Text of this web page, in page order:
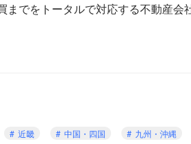
でをトータルで対応する不動産会
近畿 中国・四国 九州・沖縄